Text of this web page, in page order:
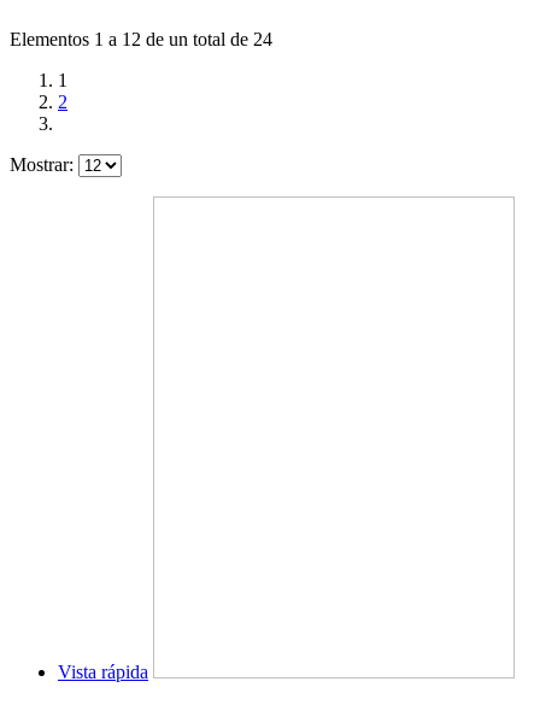
Elementos 1 a 12 de un total de 24
1
2
Mostrar:
Vista rápida